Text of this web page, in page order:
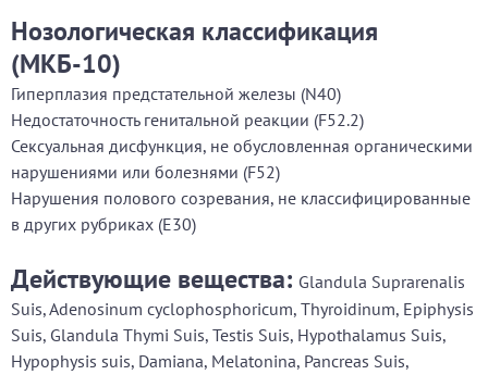
Нозологическая классификация
(МКБ-10)
Гиперплазия предстательной железы (N40)
Недостаточность генитальной реакции (F52.2)
Сексуальная дисфункция, не обусловленная органическими
нарушениями или болезнями (F52)
Нарушения полового созревания, не классифицированные
в других рубриках (E30)
Действующие вещества: Glandula Suprarenalis
Suis, Adenosinum cyclophosphoricum, Thyroidinum, Epiphysis
Suis, Glandula Thymi Suis, Testis Suis, Hypothalamus Suis,
Hypophysis suis, Damiana, Melatonina, Pancreas Suis,